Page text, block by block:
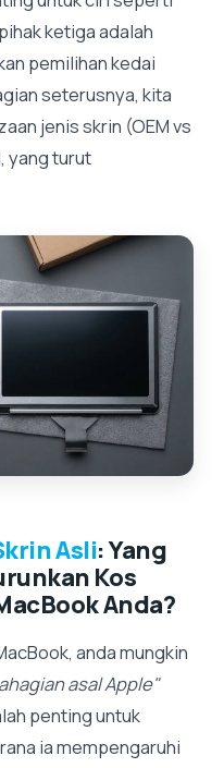
ketiga adalah
pemilihan kedai
seterusnya, kita
jenis skrin (OEM vs
yang turut
Asli: Yang
Kos
Anda?
anda mungkin
asal Apple"
penting untuk
ia mempengaruhi